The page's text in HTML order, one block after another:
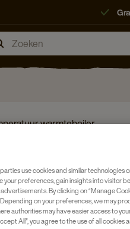
warmteboiler
use cookies and similar technologies
your preferences, gain insights into visitor
By clicking on “Manage
on your preferences, we may
authorities may have easier access to
All”, you agree to the use of all cookies